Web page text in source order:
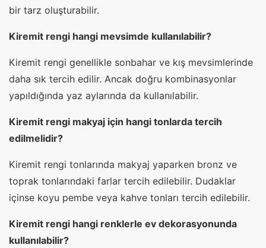
bir tarz oluşturabilir.
Kiremit rengi hangi mevsimde kullanılabilir?
Kiremit rengi genellikle sonbahar ve kış mevsimlerinde
daha sık tercih edilir. Ancak doğru kombinasyonlar
yapıldığında yaz aylarında da kullanılabilir.
Kiremit rengi makyaj için hangi tonlarda tercih
edilmelidir?
Kiremit rengi tonlarında makyaj yaparken bronz ve
toprak tonlarındaki farlar tercih edilebilir. Dudaklar
içinse koyu pembe veya kahve tonları tercih edilebilir.
Kiremit rengi hangi renklerle ev dekorasyonunda
kullanılabilir?